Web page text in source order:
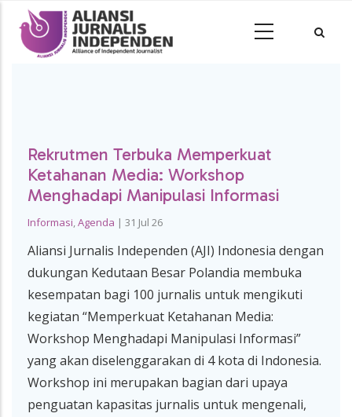
Rekrutmen Terbuka Memperkuat
Ketahanan Media: Workshop
Menghadapi Manipulasi Informasi
Informasi,Agenda | 31 Jul 26
Aliansi Jurnalis Independen (AJI) Indonesia dengan
dukungan Kedutaan Besar Polandia membuka
kesempatan bagi 100 jurnalis untuk mengikuti
kegiatan “Memperkuat Ketahanan Media:
Workshop Menghadapi Manipulasi Informasi”
yang akan diselenggarakan di 4 kota di Indonesia.
Workshop ini merupakan bagian dari upaya
penguatan kapasitas jurnalis untuk mengenali,